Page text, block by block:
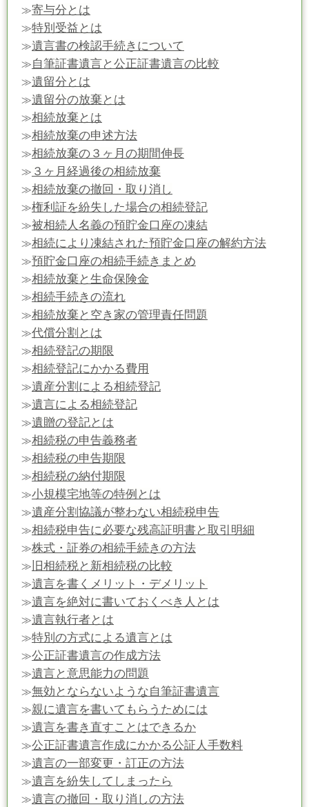
≫寄与分とは
≫特別受益とは
≫遺言書の検認手続きについて
≫自筆証書遺言と公正証書遺言の比較
≫遺留分とは
≫遺留分の放棄とは
≫相続放棄とは
≫相続放棄の申述方法
≫相続放棄の３ヶ月の期間伸長
≫ ３ヶ月経過後の相続放棄
≫相続放棄の撤回・取り消し
≫権利証を紛失した場合の相続登記
≫被相続人名義の預貯金口座の凍結
≫相続により凍結された預貯金口座の解約方法
≫預貯金口座の相続手続きまとめ
≫相続放棄と生命保険金
≫相続手続きの流れ
≫相続放棄と空き家の管理責任問題
≫代償分割とは
≫相続登記の期限
≫相続登記にかかる費用
≫遺産分割による相続登記
≫遺言による相続登記
≫遺贈の登記とは
≫相続税の申告義務者
≫相続税の申告期限
≫相続税の納付期限
≫小規模宅地等の特例とは
≫遺産分割協議が整わない相続税申告
≫相続税申告に必要な残高証明書と取引明細
≫株式・証券の相続手続きの方法
≫ 旧相続税と新相続税の比較
≫遺言を書くメリット・デメリット
≫遺言を絶対に書いておくべき人とは
≫遺言執行者とは
≫特別の方式による遺言とは
≫公正証書遺言の作成方法
≫遺言と意思能力の問題
≫無効とならないような自筆証書遺言
≫親に遺言を書いてもらうためには
≫遺言を書き直すことはできるか
≫公正証書遺言作成にかかる公証人手数料
≫遺言の一部変更・訂正の方法
≫遺言を紛失してしまったら
≫遺言の撤回・取り消しの方法